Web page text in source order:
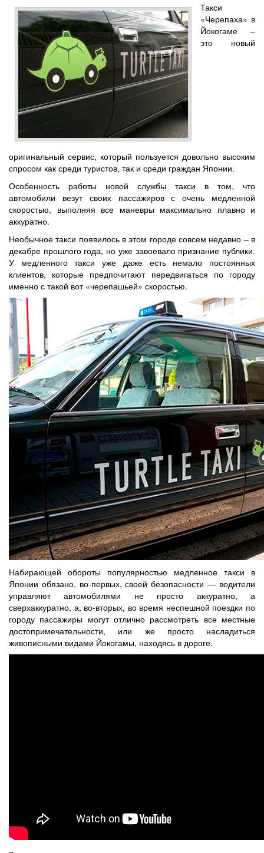
Такси
«Черепаха» в
Йокогаме –
это новый
оригинальный сервис, который пользуется довольно высоким
спросом как среди туристов, так и среди граждан Японии.
Особенность работы новой службы такси в том, что
автомобили везут своих пассажиров с очень медленной
скоростью, выполняя все маневры максимально плавно и
аккуратно.
Необычное такси появилось в этом городе совсем недавно – в
декабре прошлого года, но уже завоевало признание публики.
У медленного такси уже даже есть немало постоянных
клиентов, которые предпочитают передвигаться по городу
именно с такой вот «черепашьей» скоростью.
Набирающей обороты популярностью медленное такси в
Японии обязано, во-первых, своей безопасности — водители
управляют автомобилями не просто аккуратно, а
сверхаккуратно, а, во-вторых, во время неспешной поездки по
городу пассажиры могут отлично рассмотреть все местные
достопримечательности, или же просто насладиться
живописными видами Йокогамы, находясь в дороге.